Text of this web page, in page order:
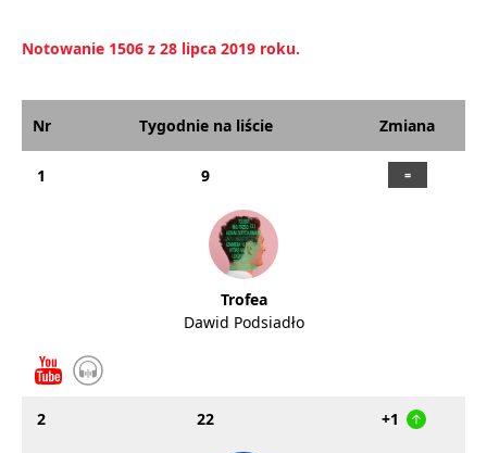
Notowanie 1506 z 28 lipca 2019 roku.
Nr Tygodnie na liście Zmiana
1 9
Trofea
Dawid Podsiadło
2 22 +1